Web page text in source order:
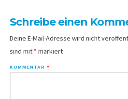
Schreibe einen
Deine E-Mail-Adresse wird nicht
sind mit * markiert
KOMMENTAR *